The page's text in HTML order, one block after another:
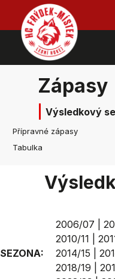
Zápasy
Výsledkový
Přípravné zápasy
Tabulka
SEZONA:
2006/07
2010/11
2014/15
2018/19